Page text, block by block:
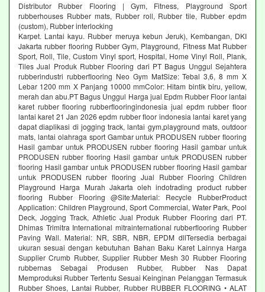
Distributor Rubber Flooring | Gym, Fitness, Playground Sport
rubberhouses Rubber mats, Rubber roll, Rubber tile, Rubber epdm
(custom), Rubber interlocking
Karpet. Lantai kayu. Rubber meruya kebun Jeruk), Kembangan, DKI
Jakarta rubber flooring Rubber Gym, Playground, Fitness Mat Rubber
Sport, Roll, Tile, Custom Vinyl sport, Hospital, Home Vinyl Roll, Plank,
Tiles Jual Produk Rubber Flooring dari PT Bagus Unggul Sejahtera
rubberindustri rubberflooring Neo Gym MatSize: Tebal 3,6, 8 mm X
Lebar 1200 mm X Panjang 10000 mmColor: Hitam bintik biru, yellow,
merah dan abu.PT Bagus Unggul Harga jual Epdm Rubber Floor lantai
karet rubber flooring rubberflooringindonesia jual epdm rubber floor
lantai karet 21 Jan 2026 epdm rubber floor indonesia lantai karet yang
dapat diaplikasi di jogging track, lantai gym,playground mats, outdoor
mats, lantai olahraga sport Gambar untuk PRODUSEN rubber flooring
Hasil gambar untuk PRODUSEN rubber flooring Hasil gambar untuk
PRODUSEN rubber flooring Hasil gambar untuk PRODUSEN rubber
flooring Hasil gambar untuk PRODUSEN rubber flooring Hasil gambar
untuk PRODUSEN rubber flooring Jual Rubber Flooring Children
Playground Harga Murah Jakarta oleh indotrading product rubber
flooring Rubber Flooring @Site:Material: Recycle RubberProduct
Application: Children Playground, Sport Commercial, Water Park, Pool
Deck, Jogging Track, Athletic Jual Produk Rubber Flooring dari PT.
Dhimas Trimitra International mitrainternational rubberflooring Rubber
Paving Wall. Material: NR, SBR, NBR, EPDM dllTersedia berbagai
ukuran sesuai dengan kebutuhan Bahan Baku Karet Lainnya Harga
Supplier Crumb Rubber, Supplier Rubber Mesh 30 Rubber Flooring
rubbernas Sebagai Produsen Rubber, Rubber Nas Dapat
Memproduksi Rubber Tertentu Sesuai Keinginan Pelanggan Termasuk
Rubber Shoes, Lantai Rubber, Rubber RUBBER FLOORING • ALAT